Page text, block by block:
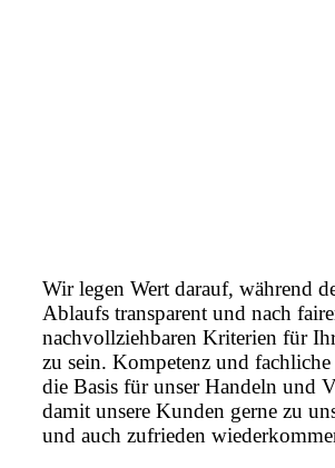
Wir legen Wert darauf, während
Ablaufs transparent und nach
nachvollziehbaren Kriterien für
zu sein. Kompetenz und
die Basis für unser Handeln und
damit unsere Kunden gerne zu
und auch zufrieden